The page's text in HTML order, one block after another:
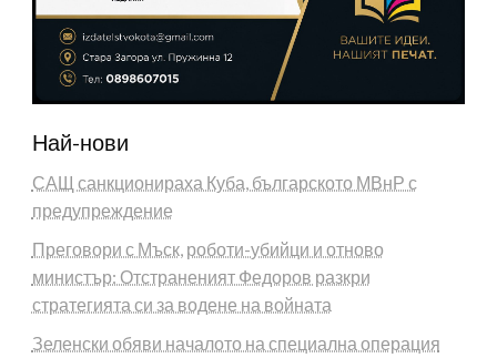
Най-нови
САЩ санкционираха Куба, българското МВнР с
предупреждение
Преговори с Мъск, роботи-убийци и отново
министър: Отстраненият Федоров разкри
стратегията си за водене на войната
Зеленски обяви началото на специална операция